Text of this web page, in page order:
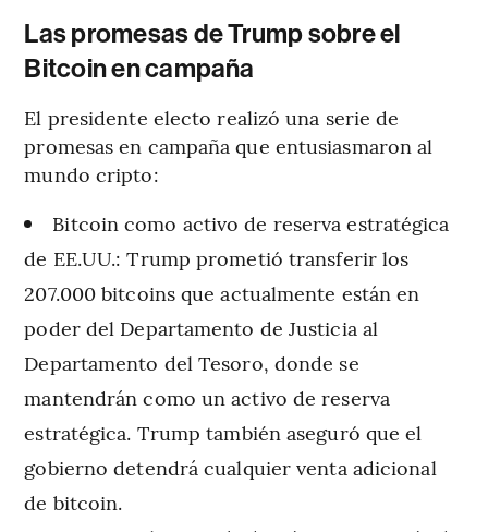
Las promesas de Trump sobre el
Bitcoin en campaña
El presidente electo realizó una serie de
promesas en campaña que entusiasmaron al
mundo cripto:
Bitcoin como activo de reserva estratégica
de EE.UU.: Trump prometió transferir los
207.000 bitcoins que actualmente están en
poder del Departamento de Justicia al
Departamento del Tesoro, donde se
mantendrán como un activo de reserva
estratégica. Trump también aseguró que el
gobierno detendrá cualquier venta adicional
de bitcoin.